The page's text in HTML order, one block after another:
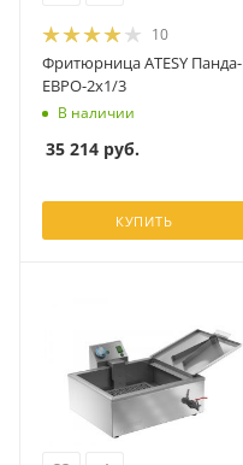
10
Фритюрница ATESY Панда-
ЕВРО-2х1/3
В наличии
35 214 руб.
КУПИТЬ